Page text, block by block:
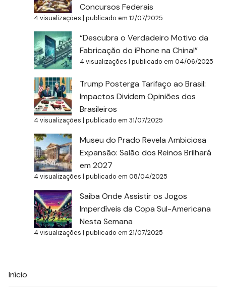
Concursos Federais
4 visualizações |publicado em 12/07/2025
“Descubra o Verdadeiro Motivo da
Fabricação do iPhone na China!”
4 visualizações |publicado em 04/06/2025
Trump Posterga Tarifaço ao Brasil:
Impactos Dividem Opiniões dos
Brasileiros
4 visualizações |publicado em 31/07/2025
Museu do Prado Revela Ambiciosa
Expansão: Salão dos Reinos Brilhará
em 2027
4 visualizações |publicado em 08/04/2025
Saiba Onde Assistir os Jogos
Imperdíveis da Copa Sul-Americana
Nesta Semana
4 visualizações |publicado em 21/07/2025
Início